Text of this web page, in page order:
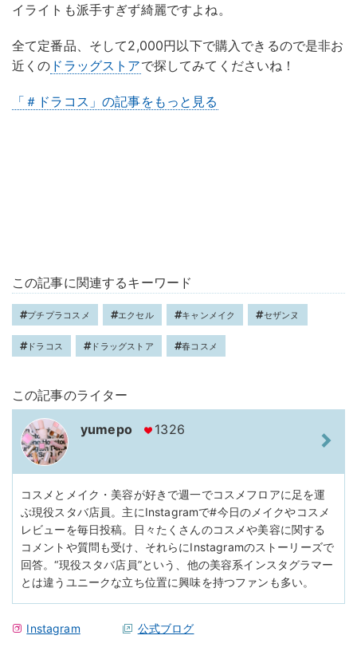
イライトも派手すぎず綺麗ですよね。
全て定番品、そして2,000円以下で購入できるので是非お
近くの ドラッグストアで探してみてくださいね！
「＃ドラコス」の記事をもっと見る
この記事に関連するキーワード
プチプラコスメ エクセル キャンメイク セザンヌ
ドラコス ドラッグストア 春コスメ
この記事のライター
yumepo 1326
コスメとメイク・美容が好きで週一でコスメフロアに足を運
ぶ現役スタバ店員。主にInstagramで#今日のメイクやコスメ
レビューを毎日投稿。日々たくさんのコスメや美容に関する
コメントや質問も受け、それらにInstagramのストーリーズで
回答。“現役スタバ店員”という、他の美容系インスタグラマー
とは違うユニークな立ち位置に興味を持つファンも多い。
Instagram 公式ブログ